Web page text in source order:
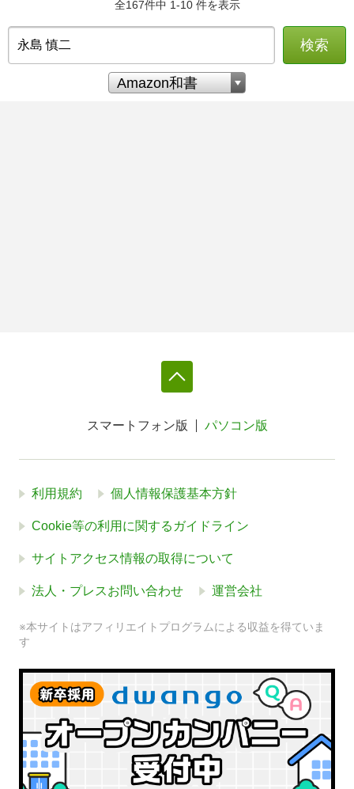
全167件中 1-10 件を表示
検索
スマートフォン版 パソコン版
利用規約 個人情報保護基本方針
Cookie等の利用に関するガイドライン
サイトアクセス情報の取得について
法人・プレスお問い合わせ 運営会社
※本サイトはアフィリエイトプログラムによる収益を得ていま
す